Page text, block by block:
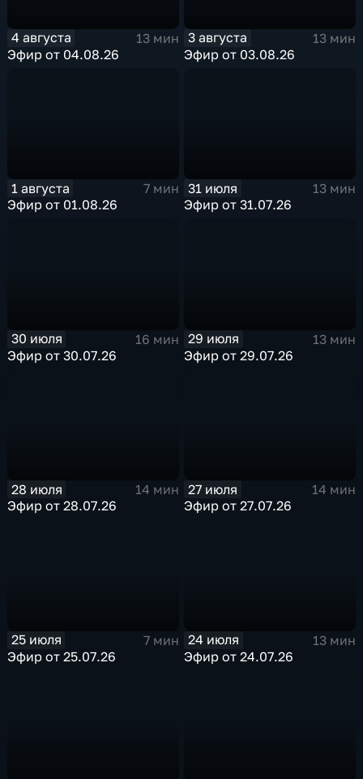
4 августа
13 мин
Эфир от 04.08.26
3 августа
13 мин
Эфир от 03.08.26
1 августа
7 мин
Эфир от 01.08.26
31 июля
13 мин
Эфир от 31.07.26
30 июля
16 мин
Эфир от 30.07.26
29 июля
13 мин
Эфир от 29.07.26
28 июля
14 мин
Эфир от 28.07.26
27 июля
14 мин
Эфир от 27.07.26
25 июля
7 мин
Эфир от 25.07.26
24 июля
13 мин
Эфир от 24.07.26